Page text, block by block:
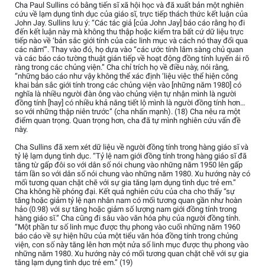
Cha Paul Sullins có bằng tiến sĩ xã hội học và đã xuất bản một nghiên
cứu về lạm dụng tình dục của giáo sĩ, trực tiếp thách thức kết luận của
John Jay. Sullins lưu ý: “Các tác giả [của John Jay] báo cáo rằng họ đi
đến kết luận này mà không thu thập hoặc kiểm tra bất cứ dữ liệu trực
tiếp nào về ‘bản sắc giới tính của các linh mục và cách nó thay đổi qua
các năm’”. Thay vào đó, họ dựa vào “các ước tính lâm sàng chủ quan
và các báo cáo tường thuật gián tiếp về hoạt động đồng tính luyến ái rõ
ràng trong các chủng viện.” Cha chỉ trích họ về điều này, nói rằng,
“những báo cáo như vậy không thể xác định ‘liệu việc thể hiện công
khai bản sắc giới tính trong các chủng viện vào [những năm 1980] có
nghĩa là nhiều người đàn ông vào chủng viện tự nhận mình là người
đồng tính [hay] có nhiều khả năng tiết lộ mình là người đồng tính hơn…
so với những thập niên trước” (cha nhấn mạnh). (18) Cha nêu ra một
điểm quan trọng. Quan trọng hơn, cha đã tự mình nghiên cứu vấn đề
này.
Cha Sullins đã xem xét dữ liệu về người đồng tính trong hàng giáo sĩ và
tỷ lệ lạm dụng tình dục. “Tỷ lệ nam giới đồng tính trong hàng giáo sĩ đã
tăng từ gấp đôi so với dân số nói chung vào những năm 1950 lên gấp
tám lần so với dân số nói chung vào những năm 1980. Xu hướng này có
mối tương quan chặt chẽ với sự gia tăng lạm dụng tình dục trẻ em.”
Cha không hề phóng đại. Kết quả nghiên cứu của cha cho thấy “sự
tăng hoặc giảm tỷ lệ nạn nhân nam có mối tương quan gần như hoàn
hảo (0.98) với sự tăng hoặc giảm số lượng nam giới đồng tính trong
hàng giáo sĩ.” Cha cũng đi sâu vào văn hóa phụ của người đồng tính.
“Một phần tư số linh mục được thụ phong vào cuối những năm 1960
báo cáo về sự hiện hữu của một tiểu văn hóa đồng tính trong chủng
viện, con số này tăng lên hơn một nửa số linh mục được thụ phong vào
những năm 1980. Xu hướng này có mối tương quan chặt chẽ với sự gia
tăng lạm dụng tình dục trẻ em.” (19)